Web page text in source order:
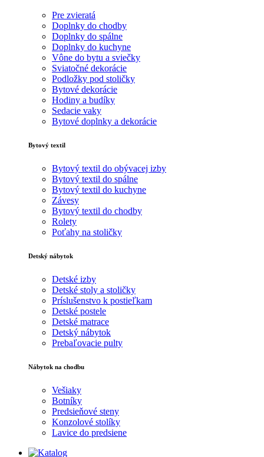
Pre zvieratá
Doplnky do chodby
Doplnky do spálne
Doplnky do kuchyne
Vône do bytu a sviečky
Sviatočné dekorácie
Podložky pod stoličky
Bytové dekorácie
Hodiny a budíky
Sedacie vaky
Bytové doplnky a dekorácie
Bytový textil
Bytový textil do obývacej izby
Bytový textil do spálne
Bytový textil do kuchyne
Závesy
Bytový textil do chodby
Rolety
Poťahy na stoličky
Detský nábytok
Detské izby
Detské stoly a stoličky
Príslušenstvo k postieľkam
Detské postele
Detské matrace
Detský nábytok
Prebaľovacie pulty
Nábytok na chodbu
Vešiaky
Botníky
Predsieňové steny
Konzolové stolíky
Lavice do predsiene